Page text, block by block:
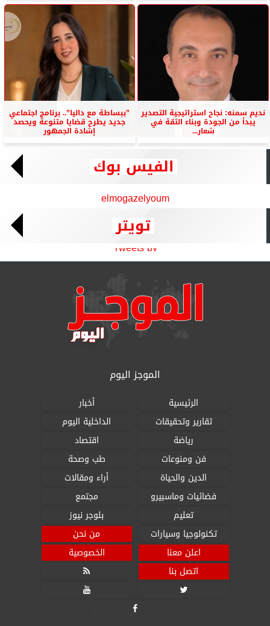
نديم سمنه: نجاح استراتيجية التصدير
يبدأ من الجودة وبناء الثقة في
شعار...
”ببساطة مع داليا”.. برنامج اجتماعي
جديد يطرح قضايا متنوعة ويحصد
إشادة الجمهور
الفيس بوك
elmogazelyoum
تويتر
Tweets by
الموجز اليوم
الرئيسية
أخبار
تقارير وتحقيقات
الداخلية اليوم
رياضة
اقتصاد
فن ومنوعات
طب وصحة
الدين والحياة
أراء ومقالات
فضائيات وماسبيرو
مجتمع
تعليم
بلوجر نيوز
تكنولوجيا وسيارات
من نحن
اعلن معنا
الخصوصية
اتصل بنا



